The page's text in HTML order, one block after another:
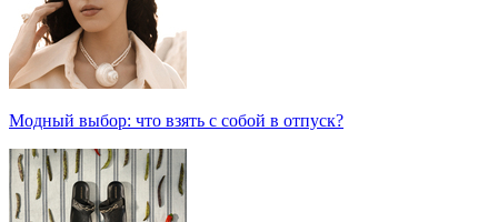
Модный выбор: что взять с собой в отпуск?